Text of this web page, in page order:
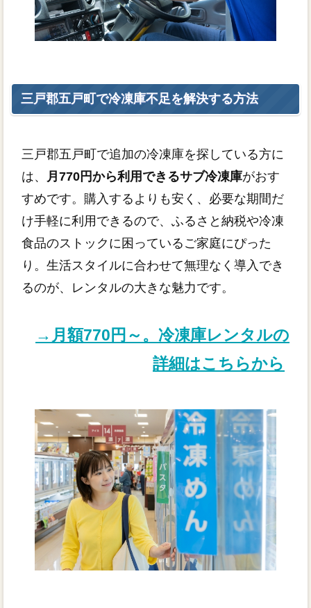
三戸郡五戸町で冷凍庫不足を解決する方法
三戸郡五戸町で追加の冷凍庫を探している方に
は、
月770円から利用できるサブ冷凍庫がおす
すめです。購入するよりも安く、必要な期間だ
け手軽に利用できるので、ふるさと納税や冷凍
食品のストックに困っているご家庭にぴった
り。生活スタイルに合わせて無理なく導入でき
るのが、レンタルの大きな魅力です。
→月額770円～。冷凍庫レンタルの
詳細はこちらから